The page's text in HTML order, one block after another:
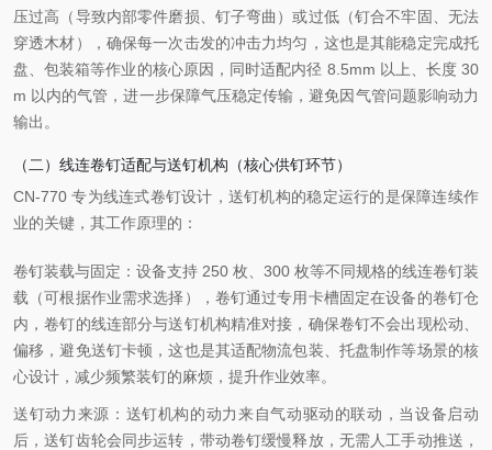
压过高（导致内部零件磨损、钉子弯曲）或过低（钉合不牢固、无法
穿透木材），确保每一次击发的冲击力均匀，这也是其能稳定完成托
盘、包装箱等作业的核心原因，同时适配内径 8.5mm 以上、长度 30
m 以内的气管，进一步保障气压稳定传输，避免因气管问题影响动力
输出。
（二）线连卷钉适配与送钉机构（核心供钉环节）
CN-770 专为线连式卷钉设计，送钉机构的稳定运行的是保障连续作
业的关键，其工作原理的：
卷钉装载与固定：设备支持 250 枚、300 枚等不同规格的线连卷钉装
载（可根据作业需求选择），卷钉通过专用卡槽固定在设备的卷钉仓
内，卷钉的线连部分与送钉机构精准对接，确保卷钉不会出现松动、
偏移，避免送钉卡顿，这也是其适配物流包装、托盘制作等场景的核
心设计，减少频繁装钉的麻烦，提升作业效率。
送钉动力来源：送钉机构的动力来自气动驱动的联动，当设备启动
后，送钉齿轮会同步运转，带动卷钉缓慢释放，无需人工手动推送，